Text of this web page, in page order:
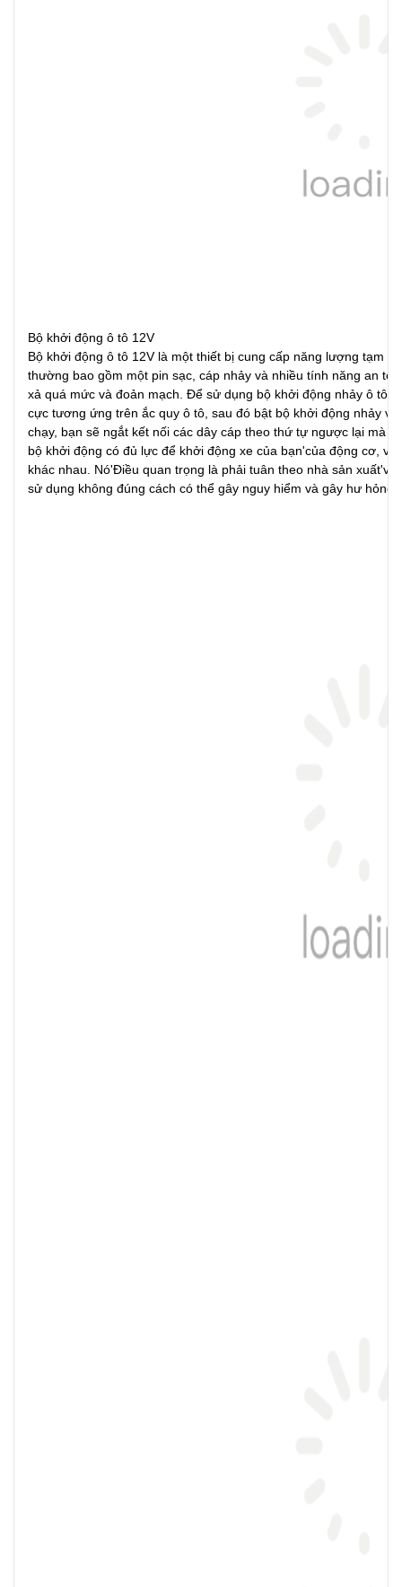
Bộ khởi động ô tô 12V
Bộ khởi động ô tô 12V là một thiết bị cung cấp năng lượng tạm
thường bao gồm một pin sạc, cáp nhảy và nhiều tính năng an
xả quá mức và đoản mạch. Để sử dụng bộ khởi động nhảy ô tô
cực tương ứng trên ắc quy ô tô, sau đó bật bộ khởi động nhảy
chạy, bạn sẽ ngắt kết nối các dây cáp theo thứ tự ngược lại mà
bộ khởi động có đủ lực để khởi động xe của bạn'của động cơ,
khác nhau. Nó'Điều quan trọng là phải tuân theo nhà sản
sử dụng không đúng cách có thể gây nguy hiểm và gây hư